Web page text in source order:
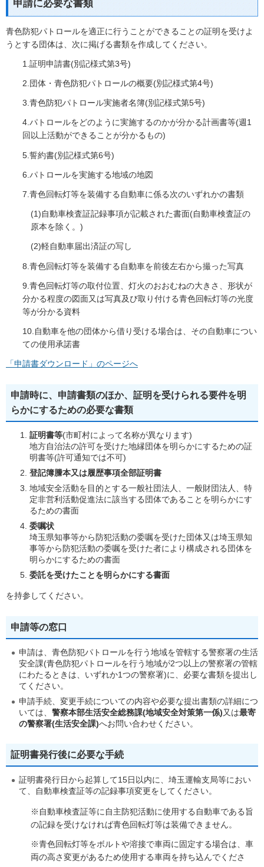
申請に必要な書類
青色防犯パトロールを適正に行うことができることの証明を受けよ
うとする団体は、次に掲げる書類を作成してください。
1.証明申請書(別記様式第3号)
2.団体・青色防犯パトロールの概要(別記様式第4号)
3.青色防犯パトロール実施者名簿(別記様式第5号)
4.パトロールをどのように実施するのかが分かる計画書等(週1
回以上活動ができることが分かるもの)
5.誓約書(別記様式第6号)
6.パトロールを実施する地域の地図
7.青色回転灯等を装備する自動車に係る次のいずれかの書類
(1)自動車検査証記録事項が記載された書面(自動車検査証の
原本を除く。)
(2)軽自動車届出済証の写し
8.青色回転灯等を装備する自動車を前後左右から撮った写真
9.青色回転灯等の取付位置、灯火のおおむねの大きさ、形状が
分かる程度の図面又は写真及び取り付ける青色回転灯等の光度
等が分かる資料
10.自動車を他の団体から借り受ける場合は、その自動車につい
ての使用承諾書
「申請書ダウンロード」のページへ
申請時に、申請書類のほか、証明を受けられる要件を明
らかにするための必要な書類
証明書等(市町村によって名称が異なります)
地方自治法の許可を受けた地縁団体を明らかにするための証
明書等(許可通知では不可)
登記簿謄本又は履歴事項全部証明書
地域安全活動を目的とする一般社団法人、一般財団法人、特
定非営利活動促進法に該当する団体であることを明らかにす
るための書面
委嘱状
埼玉県知事等から防犯活動の委嘱を受けた団体又は埼玉県知
事等から防犯活動の委嘱を受けた者により構成される団体を
明らかにするための書面
委託を受けたことを明らかにする書面
を持参してください。
申請等の窓口
申請は、青色防犯パトロールを行う地域を管轄する警察署の生活
安全課(青色防犯パトロールを行う地域が2つ以上の警察署の管轄
にわたるときは、いずれか1つの警察署)に、必要な書類を提出し
てください。
申請手続、変更手続についての内容や必要な提出書類の詳細につ
いては、 警察本部生活安全総務課(地域安全対策第一係)又は最寄
の警察署(生活安全課)へお問い合わせください。
証明書発行後に必要な手続
証明書発行日から起算して15日以内に、埼玉運輸支局等におい
て、自動車検査証等の記録事項変更をしてください。
※自動車検査証等に自主防犯活動に使用する自動車である旨
の記録を受けなければ青色回転灯等は装備できません。
※青色回転灯等をボルトや溶接で車両に固定する場合は、車
両の高さ変更があるため使用する車両を持ち込んでくださ